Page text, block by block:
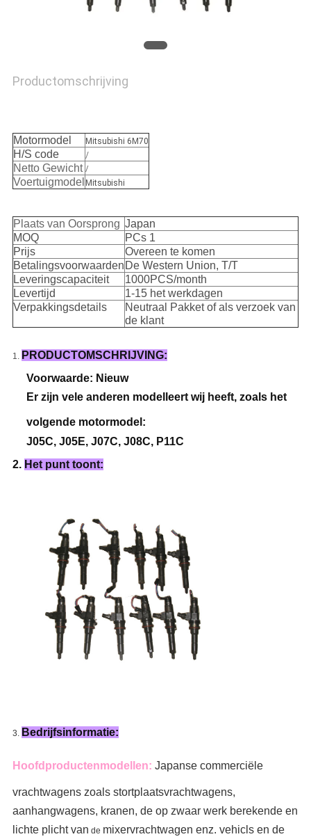
Productomschrijving
Motormodel Mitsubishi 6M70
H/S code /
Netto Gewicht /
Voertuigmodel Mitsubishi
Plaats van Oorsprong Japan
MOQ
PCs 1
Prijs
Overeen te komen
Betalingsvoorwaarden De Western Union, T/T
Leveringscapaciteit
1000PCS/month
Levertijd
1-15 het werkdagen
Verpakkingsdetails
Neutraal Pakket of als verzoek van
de klant
1. PRODUCTOMSCHRIJVING:
Voorwaarde: Nieuw
Er zijn vele anderen modelleert wij heeft, zoals het
volgende motormodel:
J05C, J05E, J07C, J08C, P11C
2. Het punt toont:
3. Bedrijfsinformatie:
Hoofdproductenmodellen: Japanse commerciële
vrachtwagens zoals stortplaatsvrachtwagens,
aanhangwagens, kranen, deop zwaar werk berekende en
lichte plicht van de mixervrachtwagen enz. vehicls en de